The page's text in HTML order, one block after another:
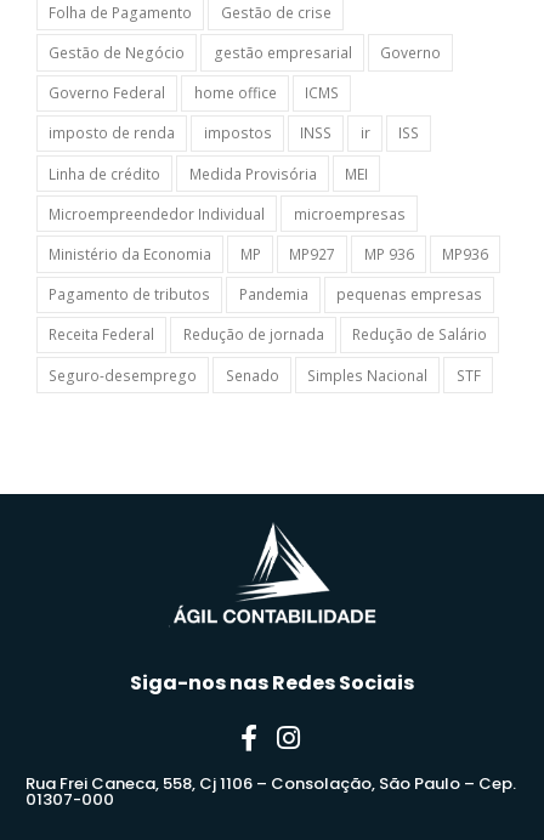
Folha de Pagamento
Gestão de crise
Gestão de Negócio
gestão empresarial
Governo
Governo Federal
home office
ICMS
imposto de renda
impostos INSS ir
ISS
Linha de crédito
Medida Provisória
MEI
Microempreendedor Individual
microempresas
Ministério da Economia
MP MP927 MP 936
MP936
Pagamento de tributos
Pandemia
pequenas empresas
Receita Federal
Redução de jornada
Redução de Salário
Seguro-desemprego
Senado Simples Nacional STF
Siga-nos nas Redes Sociais
Rua Frei Caneca, 558, Cj 1106 – Consolação, São Paulo – Cep.
01307-000